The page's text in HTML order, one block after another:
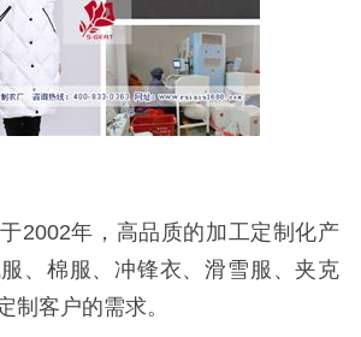
2002年，高品质的加工定制化产
、棉服、冲锋衣、滑雪服、夹克
制客户的需求。